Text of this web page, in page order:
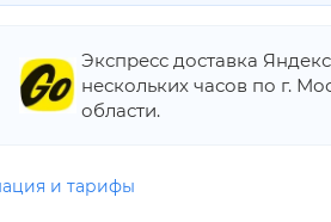
Экспресс доставка
нескольких часов по г.
области.
и тарифы